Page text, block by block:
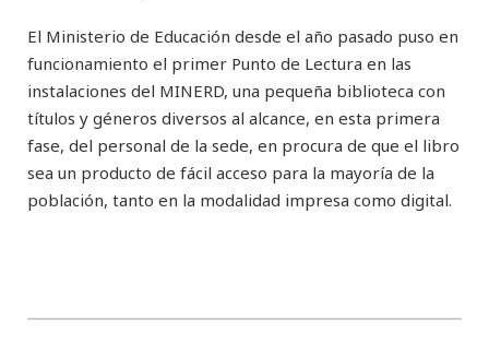
El Ministerio de Educación desde el año pasado puso en
funcionamiento el primer Punto de Lectura en las
instalaciones del MINERD, una pequeña biblioteca con
títulos y géneros diversos al alcance, en esta primera
fase, del personal de la sede, en procura de que el libro
sea un producto de fácil acceso para la mayoría de la
población, tanto en la modalidad impresa como digital.